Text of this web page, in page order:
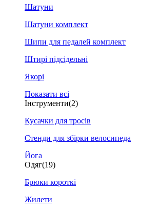
Шатуни
Шатуни комплект
Шипи для педалей комплект
Штирі підсідельні
Якорі
Показати всі
Інструменти(2)
Кусачки для тросів
Стенди для збірки велосипеда
Йога
Одяг(19)
Брюки короткі
Жилети